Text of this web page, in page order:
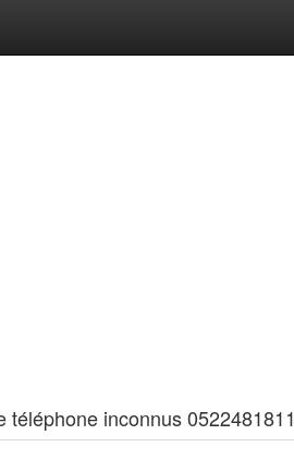
inconnus 0522481811